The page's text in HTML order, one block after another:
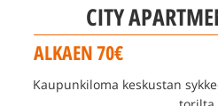
CITY
ALKAEN 70€
Kaupunkiloma keskustan